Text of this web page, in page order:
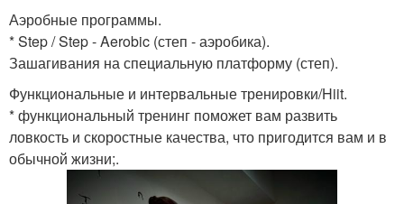
Аэробные программы.
* Step / Step - Aerobic (степ - аэробика).
Зашагивания на специальную платформу (степ).
Функциональные и интервальные тренировки/Hiit.
* функциональный тренинг поможет вам развить
ловкость и скоростные качества, что пригодится вам и в
обычной жизни;.